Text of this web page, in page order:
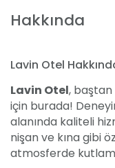
Hakkında
Lavin Otel
Lavin Otel,
için burada!
alanında kaliteli
nişan ve kına gibi
atmosferde